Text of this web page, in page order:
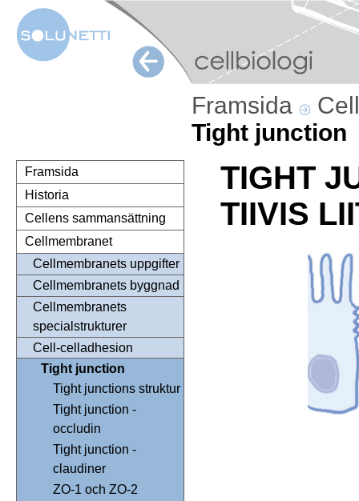
Framsida
Tight junction
Framsida
Historia
Cellens sammansättning
Cellmembranet
Cellmembranets uppgifter
Cellmembranets byggnad
Cellmembranets
specialstrukturer
Cell-celladhesion
Tight junction
Tight junctions struktur
Tight junction -
occludin
Tight junction -
claudiner
ZO-1 och ZO-2
TIGHT
TIIVIS